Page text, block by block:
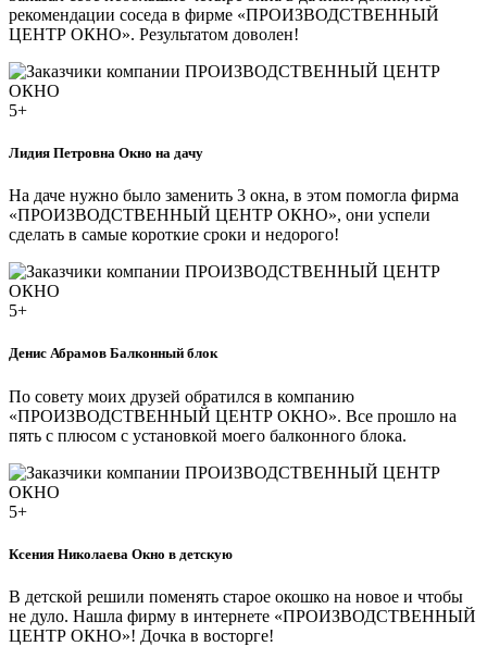
рекомендации соседа в фирме «ПРОИЗВОДСТВЕННЫЙ
ЦЕНТР ОКНО». Результатом доволен!
5+
Лидия Петровна Окно на дачу
На даче нужно было заменить 3 окна, в этом помогла фирма
«ПРОИЗВОДСТВЕННЫЙ ЦЕНТР ОКНО», они успели
сделать в самые короткие сроки и недорого!
5+
Денис Абрамов Балконный блок
По совету моих друзей обратился в компанию
«ПРОИЗВОДСТВЕННЫЙ ЦЕНТР ОКНО». Все прошло на
пять с плюсом с установкой моего балконного блока.
5+
Ксения Николаева Окно в детскую
В детской решили поменять старое окошко на новое и чтобы
не дуло. Нашла фирму в интернете «ПРОИЗВОДСТВЕННЫЙ
ЦЕНТР ОКНО»! Дочка в восторге!